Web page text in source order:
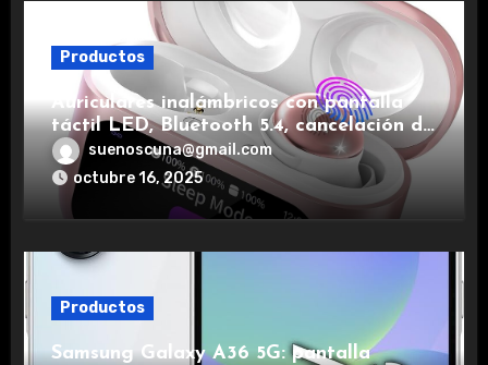
Productos
Auriculares inalámbricos con pantalla
táctil LED, Bluetooth 5.4, cancelación de
ruido, impermeables y de larga duración.
suenoscuna@gmail.com
octubre 16, 2025
Productos
Samsung Galaxy A36 5G: pantalla